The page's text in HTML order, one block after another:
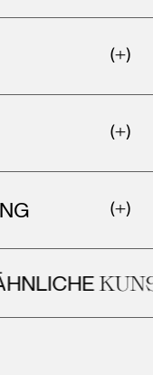
hinzufügen